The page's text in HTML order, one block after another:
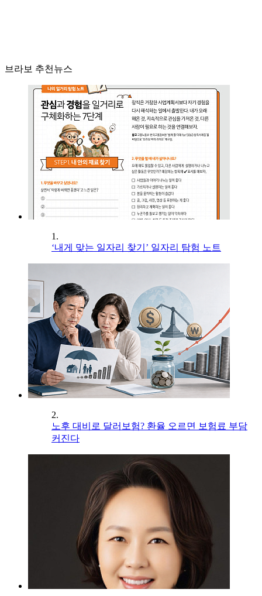
브라보 추천뉴스
1.
‘내게 맞는 일자리 찾기’ 일자리 탐험 노트
2.
노후 대비로 달러보험? 환율 오르면 보험료 부담
커진다